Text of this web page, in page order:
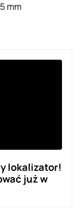
mm
lokalizator!
już w